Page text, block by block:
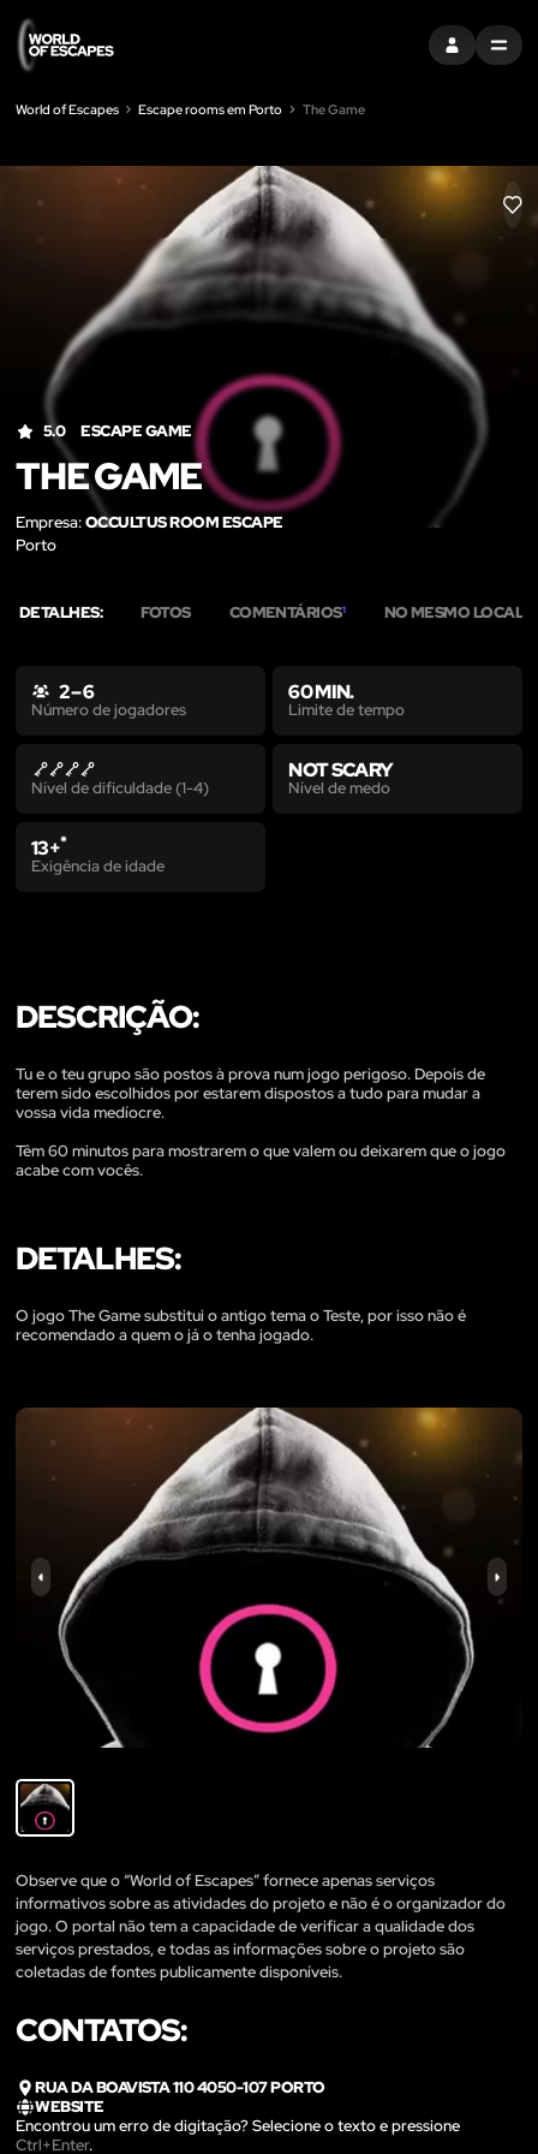
ENTRARMENU
World of Escapes Escape rooms em Porto The Game
LIKE
5.0 ESCAPE GAME
THE GAME
Empresa:OCCULTUS ROOM ESCAPE
Porto
DETALHES: FOTOS COMENTÁRIOS1 NO MESMO LOCAL
2 – 6
Número de jogadores
60 MIN.
Limite de tempo
Nível de dificuldade (1-4)
NOT SCARY
Nível de medo
13+*
Exigência de idade
DESCRIÇÃO:
Tu e o teu grupo são postos à prova num jogo perigoso. Depois de
terem sido escolhidos por estarem dispostos a tudo para mudar a
vossa vida medíocre.
Têm 60 minutos para mostrarem o que valem ou deixarem que o jogo
acabe com vocês.
DETALHES:
O jogo The Game substitui o antigo tema o Teste, por isso não é
recomendado a quem o já o tenha jogado.
Observe que o “World of Escapes” fornece apenas serviços
informativos sobre as atividades do projeto e não é o organizador do
jogo. O portal não tem a capacidade de verificar a qualidade dos
serviços prestados, e todas as informações sobre o projeto são
coletadas de fontes publicamente disponíveis.
CONTATOS:
RUA DA BOAVISTA 110 4050-107 PORTO
WEBSITE
Encontrou um erro de digitação? Selecione o texto e pressione
Ctrl+Enter.